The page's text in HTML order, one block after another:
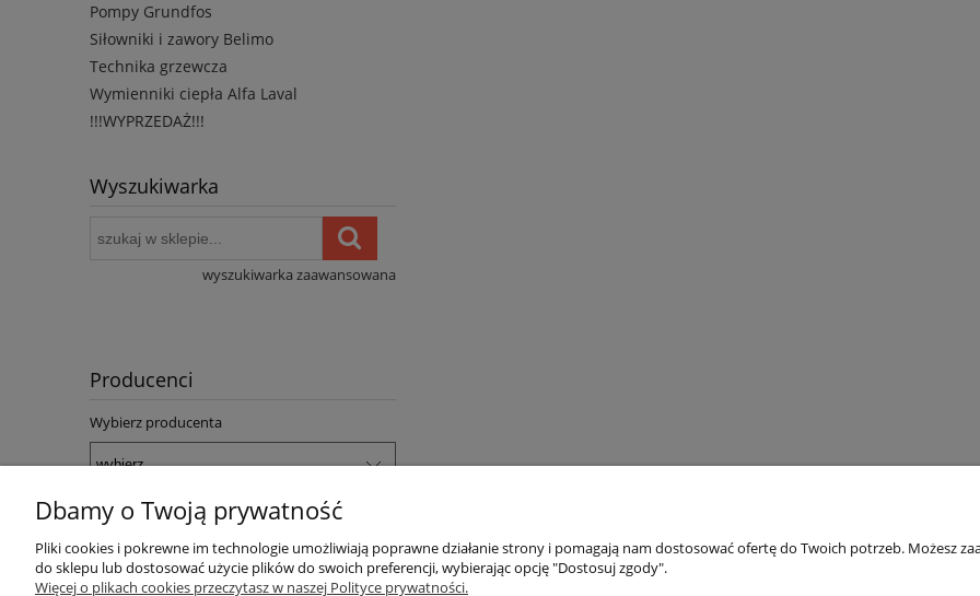
Pompy Grundfos
Siłowniki i zawory Belimo
Technika grzewcza
Wymienniki ciepła Alfa Laval
!!!WYPRZEDAŻ!!!
Wyszukiwarka
wyszukiwarka zaawansowana
Producenci
Wybierz producenta
Pomoc Dostawa Moje konto
Dbamy o Twoją prywatność
Pliki cookies i pokrewne im technologie umożliwiają poprawne działanie strony i pomagają nam dostosować ofertę do Twoich potrzeb. Możesz
do sklepu lub dostosować użycie plików do swoich preferencji, wybierając opcję "Dostosuj zgody".
Więcej o plikach cookies przeczytasz w naszej Polityce prywatności.